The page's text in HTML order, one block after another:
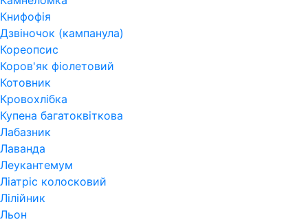
Книфофія
Дзвіночок (кампанула)
Кореопсис
Коров'як фіолетовий
Котовник
Кровохлібка
Купена багатоквіткова
Лабазник
Лаванда
Леукантемум
Ліатріс колосковий
Лілійник
Льон